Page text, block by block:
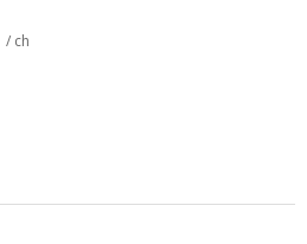
/ ch